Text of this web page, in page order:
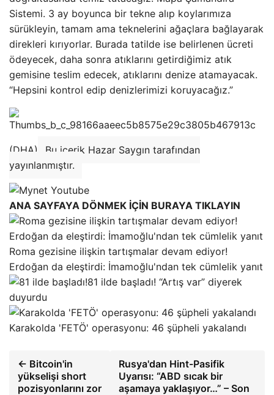
Sistemi. 3 ay boyunca bir tekne alıp koylarımıza
sürükleyin, tamam ama teknelerini ağaçlara bağlayarak
direkleri kırıyorlar. Burada tatilde ise belirlenen ücreti
ödeyecek, daha sonra atıklarını getirdiğimiz atık
gemisine teslim edecek, atıklarını denize atamayacak.
“Hepsini kontrol edip denizlerimizi koruyacağız.”
(DHA)
Bu içerik Hazar Saygın tarafından
yayınlanmıştır.
ANA SAYFAYA DÖNMEK İÇİN BURAYA TIKLAYIN
Roma gezisine ilişkin tartışmalar devam ediyor!
Erdoğan da eleştirdi: İmamoğlu'ndan tek cümlelik yanıt
81 ilde başladı! “Artış var” diyerek
duyurdu
Karakolda 'FETÖ' operasyonu: 46 şüpheli yakalandı
← Bitcoin'in
yükselişi short
pozisyonlarını zor
Rusya'dan Hint-Pasifik
Uyarısı: “ABD sıcak bir
aşamaya yaklaşıyor…” – Son